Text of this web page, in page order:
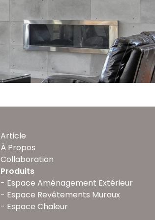
Article
À Propos
Collaboration
Produits
Espace Aménagement Extérieur
Espace Revêtements Muraux
Espace Chaleur